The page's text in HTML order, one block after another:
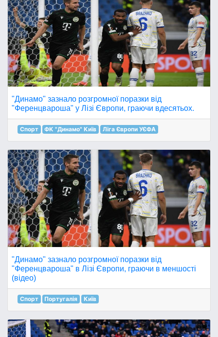
"Динамо" зазнало розгромної поразки від
"Ференцвароша" у Лізі Європи, граючи вдесятьох.
Спорт ФК "Динамо" Київ Ліга Європи УЄФА
"Динамо" зазнало розгромної поразки від
"Ференцвароша" в Лізі Європи, граючи в меншості
(відео)
Спорт Португалія Київ